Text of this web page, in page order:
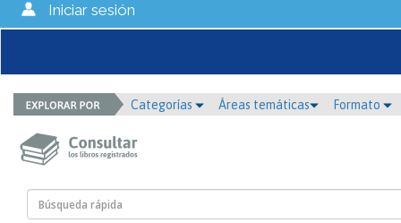
Iniciar sesión
Categorías Áreas temáticas Formato